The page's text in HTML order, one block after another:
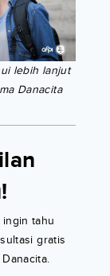
lebih lanjut
Danacita
ingin tahu
gratis